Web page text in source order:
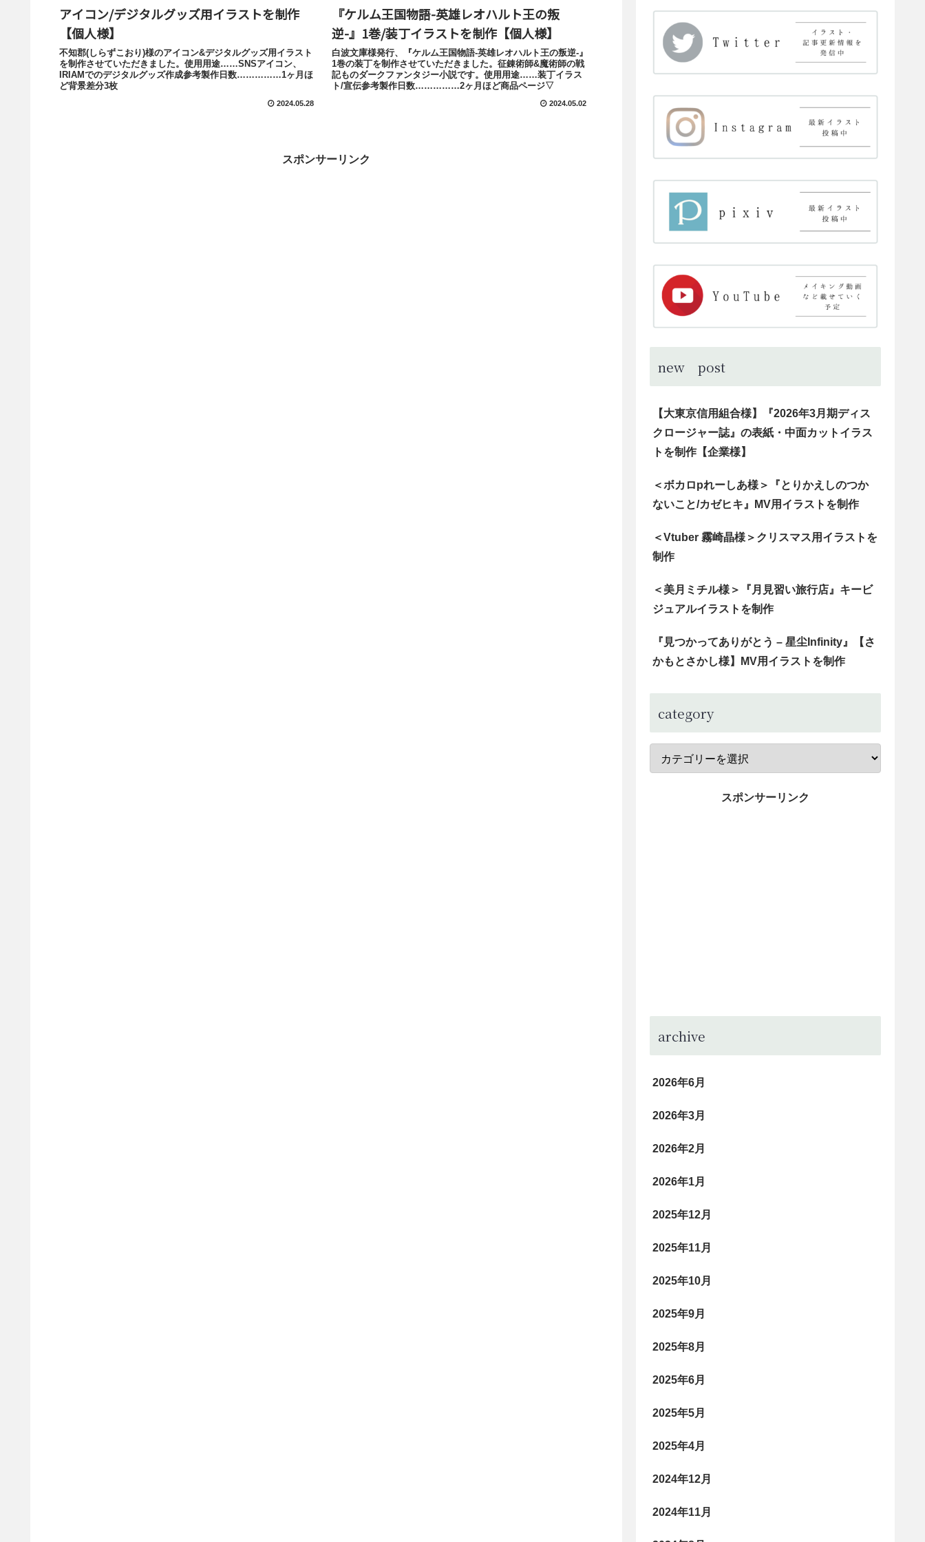
アイコン/デジタルグッズ用イラストを制作
【個人様】
不知郡(しらずこおり)様のアイコン&デジタルグッズ用イラスト
を制作させていただきました。使用用途……SNSアイコン、
IRIAMでのデジタルグッズ作成参考製作日数……………1ヶ月ほ
ど背景差分3枚
2024.05.28
『ケルム王国物語-英雄レオハルト王の叛
逆-』1巻/装丁イラストを制作【個人様】
白波文庫様発行、『ケルム王国物語-英雄レオハルト王の叛逆-』
1巻の装丁を制作させていただきました。征錬術師&魔術師の戦
記ものダークファンタジー小説です。使用用途……装丁イラス
ト/宣伝参考製作日数……………2ヶ月ほど商品ページ▽
2024.05.02
スポンサーリンク
new post
【大東京信用組合様】『2026年3月期ディス
クロージャー誌』の表紙・中面カットイラス
トを制作【企業様】
＜ボカロpれーしあ様＞『とりかえしのつか
ないこと/カゼヒキ』MV用イラストを制作
＜Vtuber 霧崎晶様＞クリスマス用イラストを
制作
＜美月ミチル様＞『月見習い旅行店』キービ
ジュアルイラストを制作
『見つかってありがとう – 星尘Infinity』【さ
かもとさかし様】MV用イラストを制作
category
スポンサーリンク
archive
2026年6月
2026年3月
2026年2月
2026年1月
2025年12月
2025年11月
2025年10月
2025年9月
2025年8月
2025年6月
2025年5月
2025年4月
2024年12月
2024年11月